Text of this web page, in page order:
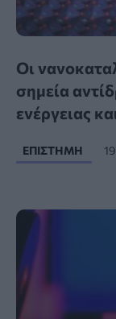
Οι
σημεία
ενέργειας
ΕΠΙΣΤΉΜΗ